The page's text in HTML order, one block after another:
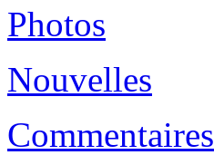
Photos
Nouvelles
Commentaires